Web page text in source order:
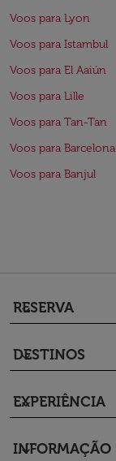
Voos para Lyon
Voos para Istambul
Voos para El Aaiún
Voos para Lille
Voos para Tan-Tan
Voos para Barcelona
Voos para Banjul
RESERVA
keyboard_arrow_down
DESTINOS
keyboard_arrow_down
EXPERIÊNCIA
keyboard_arrow_down
INFORMAÇÃO
keyboard_arrow_down